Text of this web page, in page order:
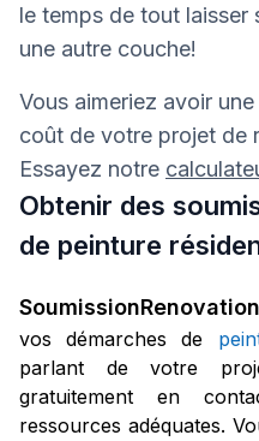
le temps de tout
une autre couche!
Vous aimeriez avoir
coût de votre projet de
Essayez notre
Obtenir des
de peinture
vos démarches de
parlant de votre
gratuitement en
ressources adéquates.